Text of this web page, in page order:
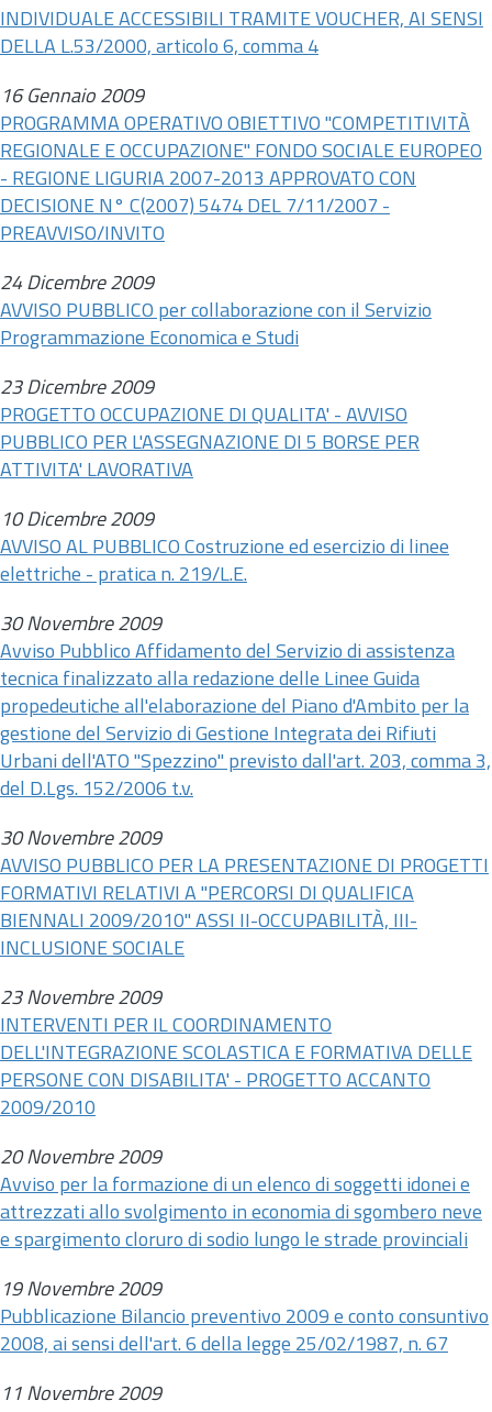
INDIVIDUALE ACCESSIBILI TRAMITE VOUCHER, AI SENSI
DELLA L.53/2000, articolo 6, comma 4
16 Gennaio 2009
PROGRAMMA OPERATIVO OBIETTIVO "COMPETITIVITÀ
REGIONALE E OCCUPAZIONE" FONDO SOCIALE EUROPEO
- REGIONE LIGURIA 2007-2013 APPROVATO CON
DECISIONE N° C(2007) 5474 DEL 7/11/2007 -
PREAVVISO/INVITO
24 Dicembre 2009
AVVISO PUBBLICO per collaborazione con il Servizio
Programmazione Economica e Studi
23 Dicembre 2009
PROGETTO OCCUPAZIONE DI QUALITA' - AVVISO
PUBBLICO PER L'ASSEGNAZIONE DI 5 BORSE PER
ATTIVITA' LAVORATIVA
10 Dicembre 2009
AVVISO AL PUBBLICO Costruzione ed esercizio di linee
elettriche - pratica n. 219/L.E.
30 Novembre 2009
Avviso Pubblico Affidamento del Servizio di assistenza
tecnica finalizzato alla redazione delle Linee Guida
propedeutiche all'elaborazione del Piano d'Ambito per la
gestione del Servizio di Gestione Integrata dei Rifiuti
Urbani dell'ATO "Spezzino" previsto dall'art. 203, comma 3,
del D.Lgs. 152/2006 t.v.
30 Novembre 2009
AVVISO PUBBLICO PER LA PRESENTAZIONE DI PROGETTI
FORMATIVI RELATIVI A "PERCORSI DI QUALIFICA
BIENNALI 2009/2010" ASSI II-OCCUPABILITÀ, III-
INCLUSIONE SOCIALE
23 Novembre 2009
INTERVENTI PER IL COORDINAMENTO
DELL'INTEGRAZIONE SCOLASTICA E FORMATIVA DELLE
PERSONE CON DISABILITA' - PROGETTO ACCANTO
2009/2010
20 Novembre 2009
Avviso per la formazione di un elenco di soggetti idonei e
attrezzati allo svolgimento in economia di sgombero neve
e spargimento cloruro di sodio lungo le strade provinciali
19 Novembre 2009
Pubblicazione Bilancio preventivo 2009 e conto consuntivo
2008, ai sensi dell'art. 6 della legge 25/02/1987, n. 67
11 Novembre 2009